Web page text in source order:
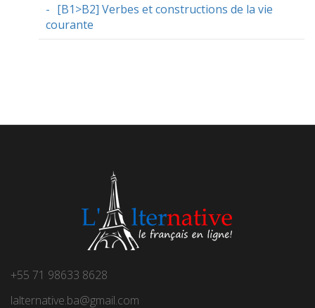
[B1>B2] Verbes et constructions de la vie
courante
+55 71 98633 8628
lalternative.ba@gmail.com